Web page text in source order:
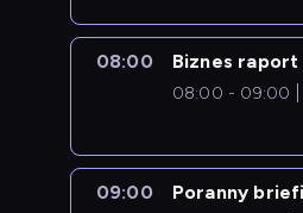
08:00 Biznes raport
08:00 - 09:00
09:00 Poranny